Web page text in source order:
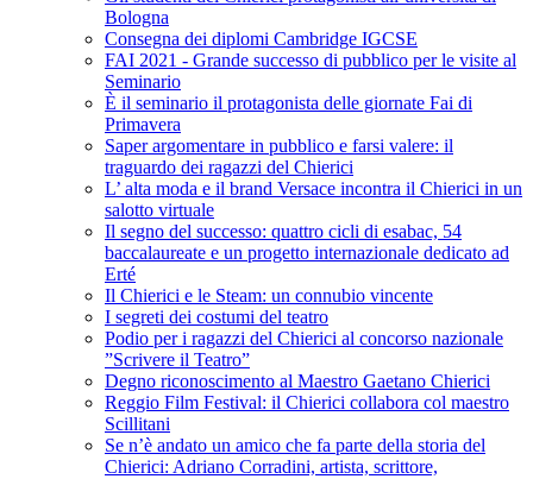
Bologna
Consegna dei diplomi Cambridge IGCSE
FAI 2021 - Grande successo di pubblico per le visite al
Seminario
È il seminario il protagonista delle giornate Fai di
Primavera
Saper argomentare in pubblico e farsi valere: il
traguardo dei ragazzi del Chierici
L’ alta moda e il brand Versace incontra il Chierici in un
salotto virtuale
Il segno del successo: quattro cicli di esabac, 54
baccalaureate e un progetto internazionale dedicato ad
Erté
Il Chierici e le Steam: un connubio vincente
I segreti dei costumi del teatro
Podio per i ragazzi del Chierici al concorso nazionale
”Scrivere il Teatro”
Degno riconoscimento al Maestro Gaetano Chierici
Reggio Film Festival: il Chierici collabora col maestro
Scillitani
Se n’è andato un amico che fa parte della storia del
Chierici: Adriano Corradini, artista, scrittore,